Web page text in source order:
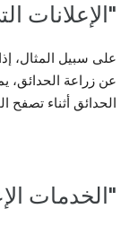
"الإعلانات
على سبيل المثال،
عن زراعة الحدائق،
الحدائق أثناء تصفح
"الخدمات